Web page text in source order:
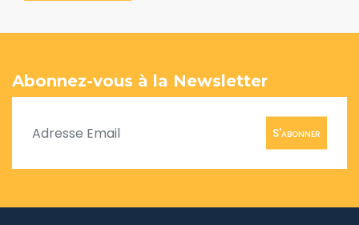
Abonnez-vous à la Newsletter
S'abonner